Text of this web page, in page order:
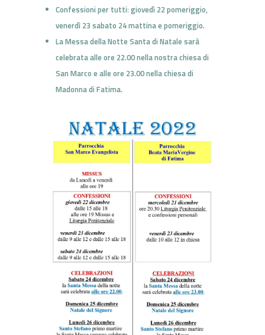
Confessioni per tutti: giovedì 22 pomeriggio,
venerdì 23 sabato 24 mattina e pomeriggio.
La Messa della Notte Santa di Natale sarà
celebrata alle ore 22.00 nella nostra chiesa di
San Marco e alle ore 23.00 nella chiesa di
Madonna di Fatima.